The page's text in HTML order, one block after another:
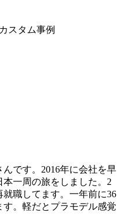
スタム事例
です。2016年に会社を早
一周の旅をしました。2
職してます。一年前に36
。軽だとプラモデル感覚